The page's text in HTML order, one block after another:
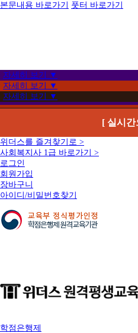
본문내용 바로가기 풋터 바로가기
자세히 보기 ▼
자세히 보기 ▼
자세히 보기 ▼
[ 실시
위더스를 즐겨찾기로 >
사회복지사 1급 바로가기 >
로그인
회원가입
장바구니
아이디/비밀번호찾기
학점은행제